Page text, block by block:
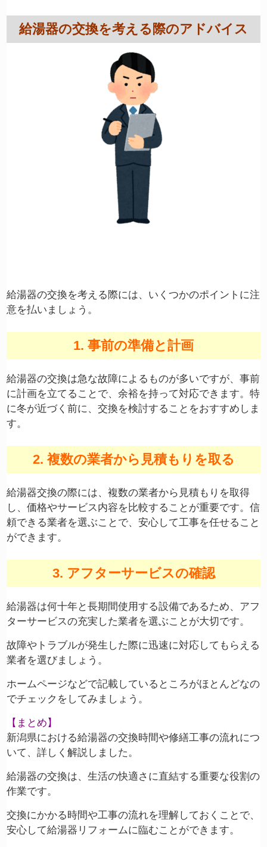
給湯器の交換を考える際のアドバイス
給湯器の交換を考える際には、いくつかのポイントに注
意を払いましょう。
1. 事前の準備と計画
給湯器の交換は急な故障によるものが多いですが、事前
に計画を立てることで、余裕を持って対応できます。特
に冬が近づく前に、交換を検討することをおすすめしま
す。
2. 複数の業者から見積もりを取る
給湯器交換の際には、複数の業者から見積もりを取得
し、価格やサービス内容を比較することが重要です。信
頼できる業者を選ぶことで、安心して工事を任せること
ができます。
3. アフターサービスの確認
給湯器は何十年と長期間使用する設備であるため、アフ
ターサービスの充実した業者を選ぶことが大切です。
故障やトラブルが発生した際に迅速に対応してもらえる
業者を選びましょう。
ホームページなどで記載しているところがほとんどなの
でチェックをしてみましょう。
【まとめ】
新潟県における給湯器の交換時間や修繕工事の流れにつ
いて、詳しく解説しました。
給湯器の交換は、生活の快適さに直結する重要な役割の
作業です。
交換にかかる時間や工事の流れを理解しておくことで、
安心して給湯器リフォームに臨むことができます。